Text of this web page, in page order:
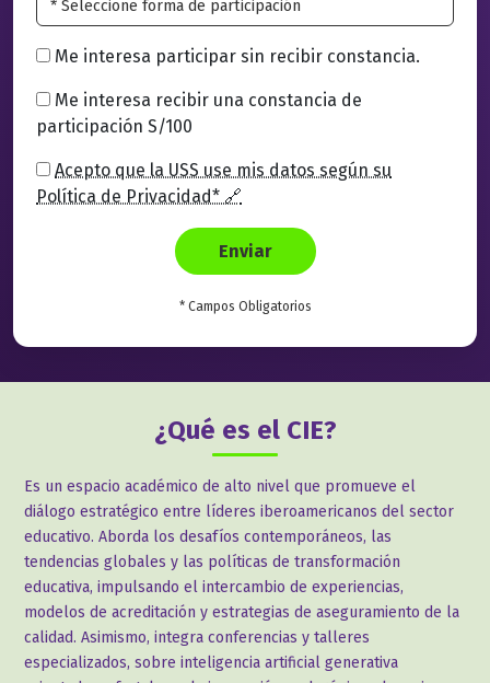
Me interesa participar sin recibir constancia.
Me interesa recibir una constancia de
participación S/100
Acepto que la USS use mis datos según su
Política de Privacidad* 🔗
Enviar
* Campos Obligatorios
¿Qué es el CIE?
Es un espacio académico de alto nivel que promueve el
diálogo estratégico entre líderes iberoamericanos del sector
educativo. Aborda los desafíos contemporáneos, las
tendencias globales y las políticas de transformación
educativa, impulsando el intercambio de experiencias,
modelos de acreditación y estrategias de aseguramiento de la
calidad. Asimismo, integra conferencias y talleres
especializados, sobre inteligencia artificial generativa